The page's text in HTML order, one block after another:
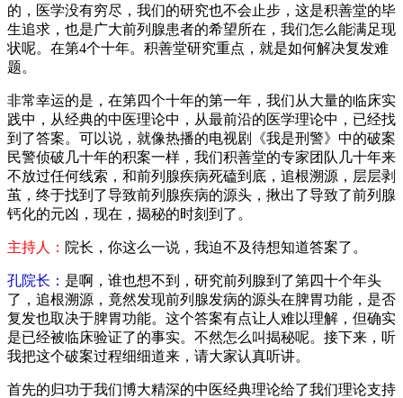
的，医学没有穷尽，我们的研究也不会止步，这是积善堂的毕
生追求，也是广大前列腺患者的希望所在，我们怎么能满足现
状呢。在第4个十年。积善堂研究重点，就是如何解决复发难
题。
非常幸运的是，在第四个十年的第一年，我们从大量的临床实
践中，从经典的中医理论中，从最前沿的医学理论中，已经找
到了答案。可以说，就像热播的电视剧《我是刑警》中的破案
民警侦破几十年的积案一样，我们积善堂的专家团队几十年来
不放过任何线索，和前列腺疾病死磕到底，追根溯源，层层剥
茧，终于找到了导致前列腺疾病的源头，揪出了导致了前列腺
钙化的元凶，现在，揭秘的时刻到了。
主持人： 院长，你这么一说，我迫不及待想知道答案了。
孔院长： 是啊，谁也想不到，研究前列腺到了第四十个年头
了，追根溯源，竟然发现前列腺发病的源头在脾胃功能，是否
复发也取决于脾胃功能。这个答案有点让人难以理解，但确实
是已经被临床验证了的事实。不然怎么叫揭秘呢。接下来，听
我把这个破案过程细细道来，请大家认真听讲。
首先的归功于我们博大精深的中医经典理论给了我们理论支持